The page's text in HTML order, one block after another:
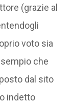
(grazie al
voto sia
che
dal sito
indetto